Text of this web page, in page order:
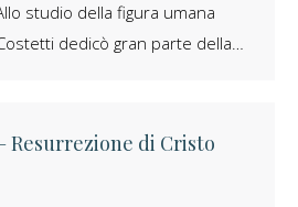
studio della figura umana
dedicò gran parte della…
Resurrezione di Cristo